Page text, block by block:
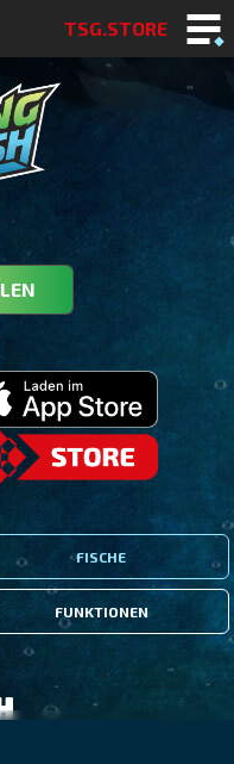
TSG.STORE
FISCHE
FUNKTIONEN